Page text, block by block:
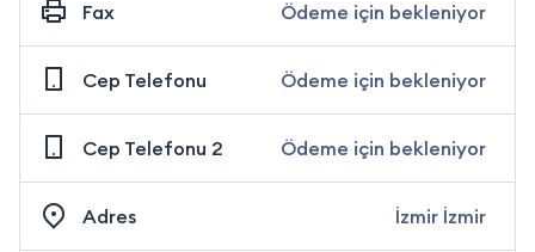
Fax Ödeme için bekleniyor
Cep Telefonu Ödeme için bekleniyor
Cep Telefonu 2 Ödeme için bekleniyor
Adres İzmir İzmir